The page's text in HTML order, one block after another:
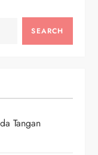
SEARCH
Tangan